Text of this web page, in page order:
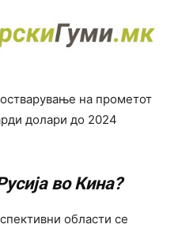
на прометот
долари до 2024
во Кина?
области се